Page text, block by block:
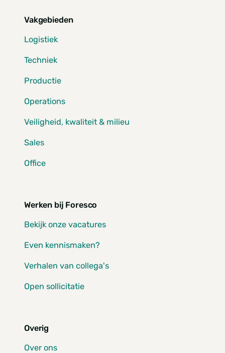
Vakgebieden
Logistiek
Techniek
Productie
Operations
Veiligheid, kwaliteit & milieu
Sales
Office
Werken bij Foresco
Bekijk onze vacatures
Even kennismaken?
Verhalen van collega's
Open sollicitatie
Overig
Over ons